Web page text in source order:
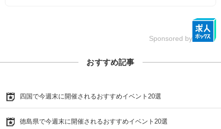
Sponsored by
おすすめ記事
四国で今週末に開催されるおすすめイベント20選
徳島県で今週末に開催されるおすすめイベント20選